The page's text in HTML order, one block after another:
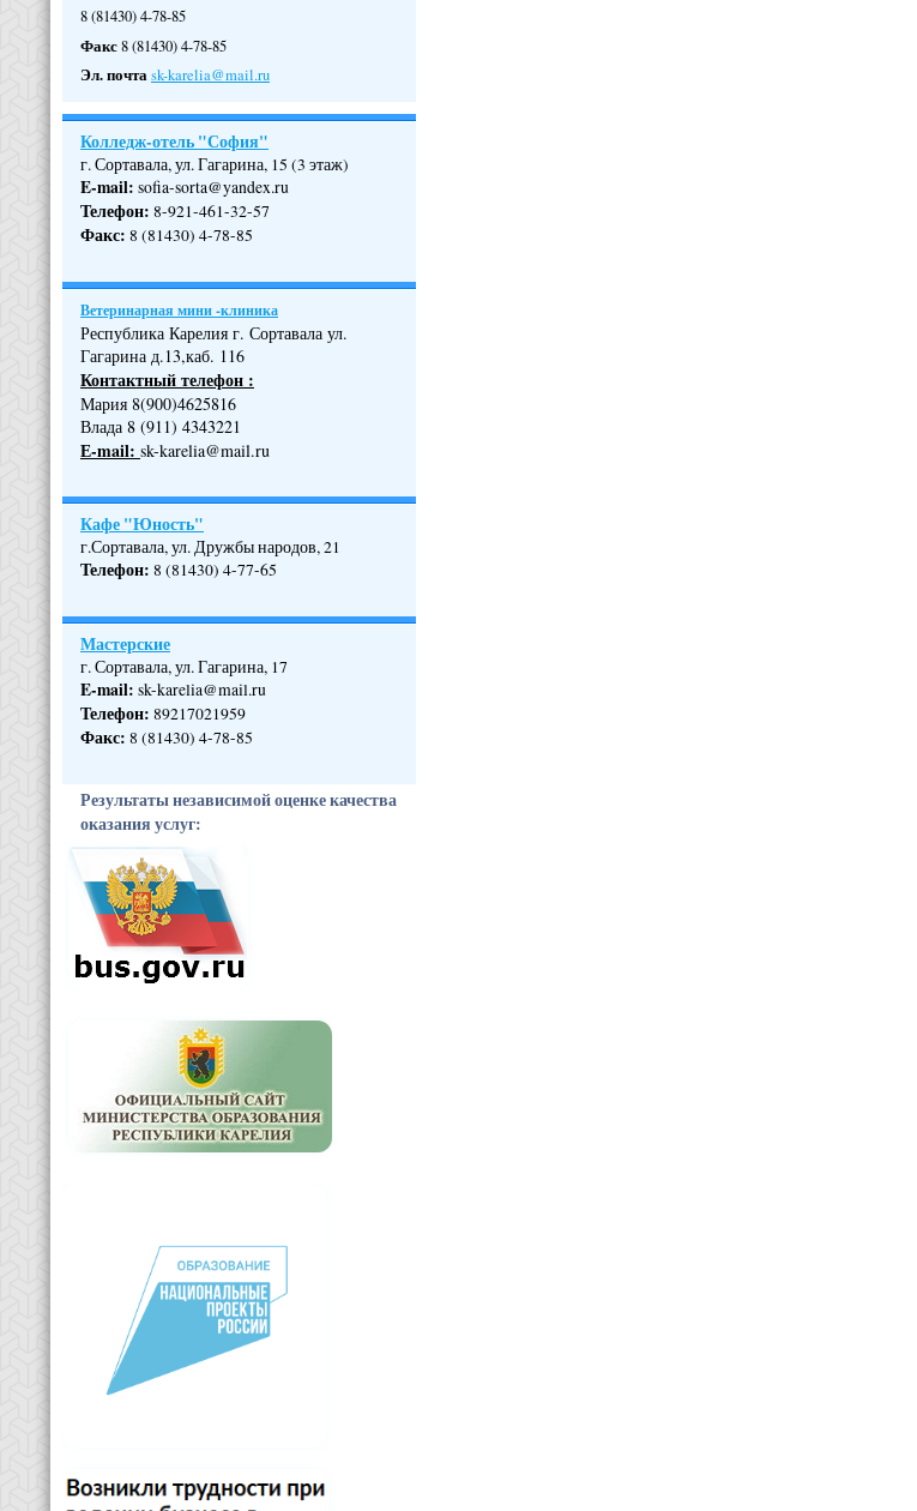
8 (81430) 4-78-85
Факс8 (81430) 4-78-85
Эл. почтаsk-karelia@mail.ru
Колледж-отель "София"
г. Сортавала, ул. Гагарина, 15 (3 этаж)
E-mail: sofia-sorta@yandex.ru
Телефон: 8-921-461-32-57
Факс: 8 (81430) 4-78-85
Ветеринарная мини -клиника
Республика Карелия г. Сортавала ул.
Гагарина д.13,каб. 116
Контактный телефон :
Мария 8(900)4625816
Влада 8 (911) 4343221
Е-mail: sk-karelia@mail.ru
Кафе "Юность"
г.Сортавала, ул. Дружбы народов, 21
Телефон: 8 (81430) 4-77-65
Мастерские
г. Сортавала, ул. Гагарина, 17
E-mail: sk-karelia@mail.ru
Телефон: 89217021959
Факс: 8 (81430) 4-78-85
Результаты независимой оценке качества
оказания услуг: